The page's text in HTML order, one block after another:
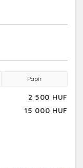
Papír
2 500 HUF
15 000 HUF